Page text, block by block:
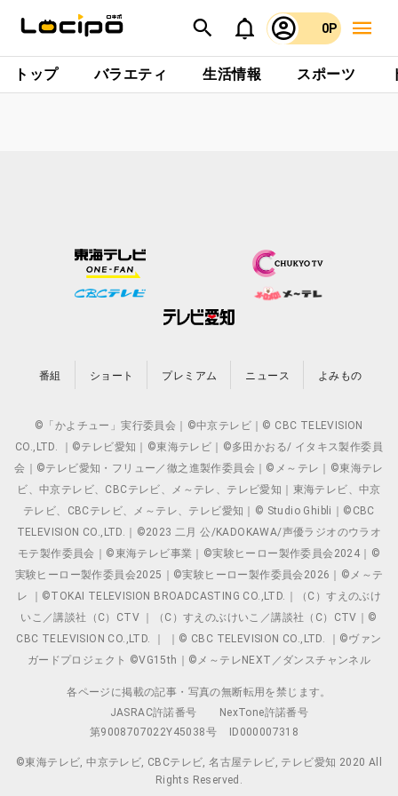
0P
トップ バラエティ 生活情報 スポーツ
番組 ショート プレミアム ニュース よみもの
©「かよチュー」実行委員会｜©中京テレビ｜© CBC TELEVISION
CO.,LTD. ｜©テレビ愛知｜©東海テレビ｜©多田かおる/ イタキス製作委員
会｜©テレビ愛知・フリュー／徹之進製作委員会｜©メ～テレ｜©東海テレ
ビ、中京テレビ、CBCテレビ、メ～テレ、テレビ愛知｜東海テレビ、中京
テレビ、CBCテレビ、メ～テレ、テレビ愛知｜© Studio Ghibli｜©CBC
TELEVISION CO.,LTD.｜©2023 二月 公/KADOKAWA/声優ラジオのウラオ
モテ製作委員会｜©東海テレビ事業｜©実験ヒーロー製作委員会2024｜©
実験ヒーロー製作委員会2025｜©実験ヒーロー製作委員会2026｜©メ～テ
レ ｜©TOKAI TELEVISION BROADCASTING CO.,LTD.｜（C）すえのぶけ
いこ／講談社（C）CTV ｜（C）すえのぶけいこ／講談社（C）CTV｜©
CBC TELEVISION CO.,LTD. ｜ ｜© CBC TELEVISION CO.,LTD. ｜©ヴァン
ガードプロジェクト ©VG15th｜©メ～テレNEXT／ダンスチャンネル
各ページに掲載の記事・写真の無断転用を禁じます。
JASRAC許諾番号
NexTone許諾番号
第9008707022Y45038号
ID000007318
©東海テレビ, 中京テレビ, CBCテレビ, 名古屋テレビ, テレビ愛知 2020 All
Rights Reserved.